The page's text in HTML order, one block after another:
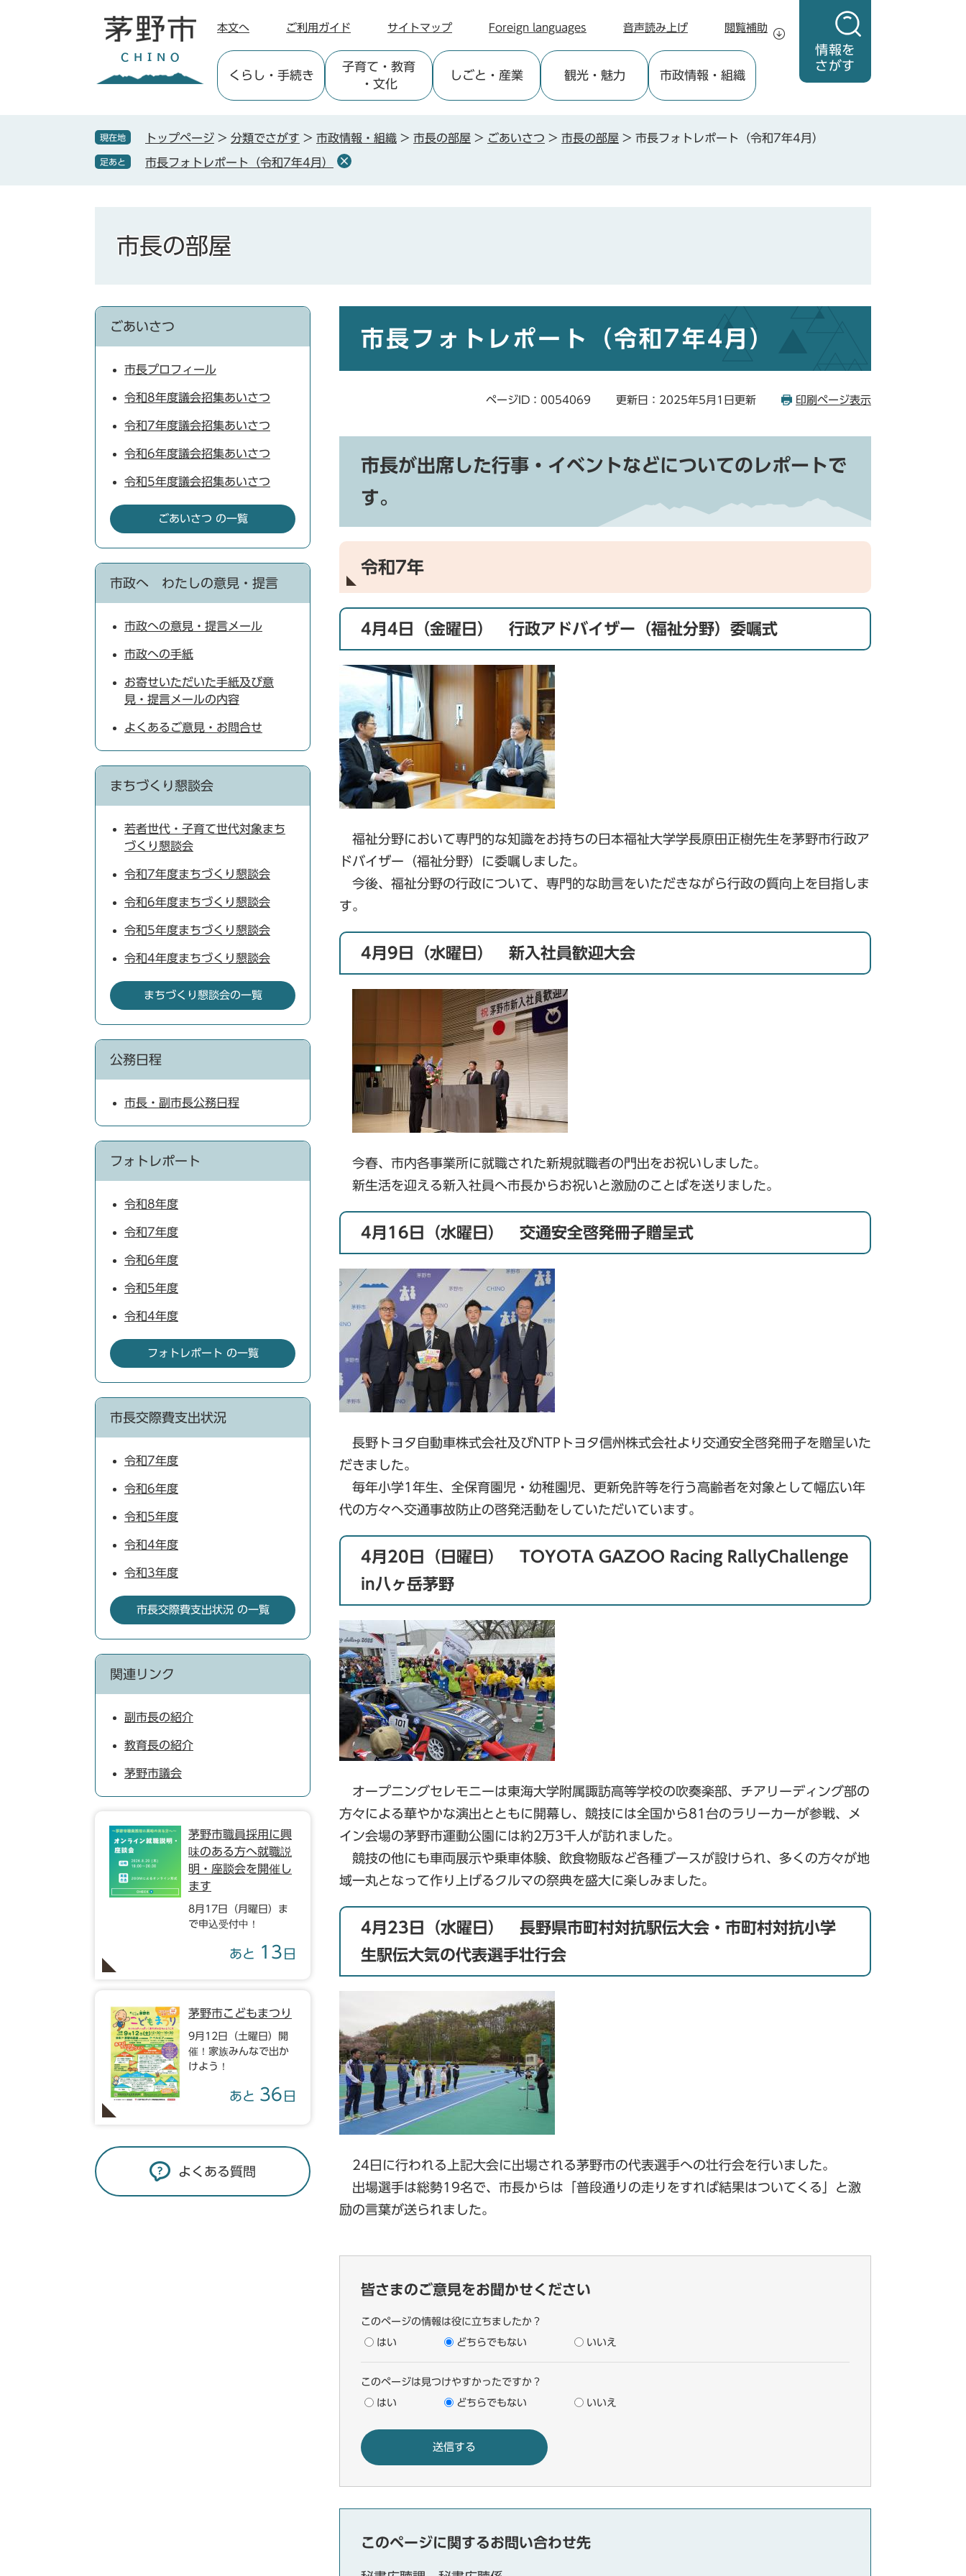
情報を
さがす
本文へ ご利用ガイド サイトマップ Foreign languages 音声読み上げ 閲覧補助
くらし ・手続き
子育て ・教育
・文化
しごと ・産業 観光・魅力 市政情報 ・組織
現在地 トップページ > 分類でさがす > 市政情報・組織 > 市長の部屋 > ごあいさつ > 市長の部屋 > 市長フォトレポート（令和7年4月）
足あと 市長フォトレポート（令和7年4月）
市長の部屋
市長フォトレポート（令和7年4月）
ページID：0054069 更新日：2025年5月1日更新 印刷ページ表示
市長が出席した行事・イベントなどについてのレポートで
す。
令和7年
4月4日（金曜日） 行政アドバイザー（福祉分野）委嘱式
福祉分野において専門的な知識をお持ちの日本福祉大学学長原田正樹先生を茅野市行政ア
ドバイザー（福祉分野）に委嘱しました。
今後、福祉分野の行政について、専門的な助言をいただきながら行政の質向上を目指しま
す。
4月9日（水曜日） 新入社員歓迎大会
今春、市内各事業所に就職された新規就職者の門出をお祝いしました。
新生活を迎える新入社員へ市長からお祝いと激励のことばを送りました。
4月16日（水曜日） 交通安全啓発冊子贈呈式
長野トヨタ自動車株式会社及びNTPトヨタ信州株式会社より交通安全啓発冊子を贈呈いた
だきました。
毎年小学1年生、全保育園児・幼稚園児、更新免許等を行う高齢者を対象として幅広い年
代の方々へ交通事故防止の啓発活動をしていただいています。
4月20日（日曜日） TOYOTA GAZOO Racing RallyChallenge
in八ヶ岳茅野
オープニングセレモニーは東海大学附属諏訪高等学校の吹奏楽部、チアリーディング部の
方々による華やかな演出とともに開幕し、競技には全国から81台のラリーカーが参戦、メ
イン会場の茅野市運動公園には約2万3千人が訪れました。
競技の他にも車両展示や乗車体験、飲食物販など各種ブースが設けられ、多くの方々が地
域一丸となって作り上げるクルマの祭典を盛大に楽しみました。
4月23日（水曜日） 長野県市町村対抗駅伝大会・市町村対抗小学
生駅伝大気の代表選手壮行会
24日に行われる上記大会に出場される茅野市の代表選手への壮行会を行いました。
出場選手は総勢19名で、市長からは「普段通りの走りをすれば結果はついてくる」と激
励の言葉が送られました。
皆さまのご意見をお聞かせください
このページの情報は役に立ちましたか？
はい どちらでもない いいえ
このページは見つけやすかったですか？
はい どちらでもない いいえ
このページに関するお問い合わせ先
ごあいさつ
市長プロフィール
令和8年度議会招集あいさつ
令和7年度議会招集あいさつ
令和6年度議会招集あいさつ
令和5年度議会招集あいさつ
ごあいさつ の一覧
市政へ わたしの意見・提言
市政への意見・提言メール
市政への手紙
お寄せいただいた手紙及び意
見・提言メールの内容
よくあるご意見・お問合せ
まちづくり懇談会
若者世代・子育て世代対象まち
づくり懇談会
令和7年度まちづくり懇談会
令和6年度まちづくり懇談会
令和5年度まちづくり懇談会
令和4年度まちづくり懇談会
まちづくり懇談会の一覧
公務日程
市長・副市長公務日程
フォトレポート
令和8年度
令和7年度
令和6年度
令和5年度
令和4年度
フォトレポート の一覧
市長交際費支出状況
令和7年度
令和6年度
令和5年度
令和4年度
令和3年度
市長交際費支出状況 の一覧
関連リンク
副市長の紹介
教育長の紹介
茅野市議会
茅野市職員採用に興
味のある方へ就職説
明・座談会を開催し
ます
8月17日（月曜日）ま
で申込受付中！
あと 13 日
茅野市こどもまつり
9月12日（土曜日）開
催！家族みんなで出か
けよう！
あと 36 日
よくある質問